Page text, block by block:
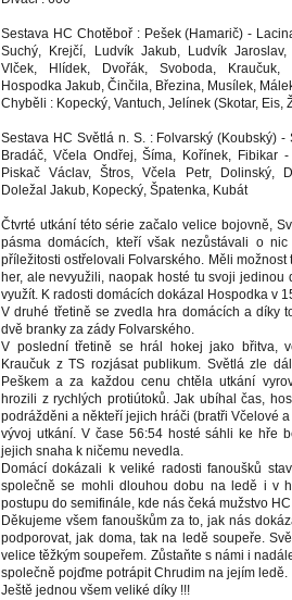
Sestava HC Chotěboř : Pešek (Hamarič) -
Suchý, Krejčí, Ludvík Jakub, Ludvík
Vlček, Hlídek, Dvořák, Svoboda, Kraučuk,
Hospodka Jakub, Činčila, Březina, Musílek,
Chyběli : Kopecký, Vantuch, Jelínek (Skotar, Eis,
Sestava HC Světlá n. S. : Folvarský (Koubský) -
Bradáč, Včela Ondřej, Šíma, Kořínek, Fibikar
Piskač Václav, Štros, Včela Petr, Dolinský,
Doležal Jakub, Kopecký, Špatenka, Kubát
Čtvrté utkání této série začalo velice bojovně,
pásma domácích, kteří však nezůstávali o
příležitosti ostřelovali Folvarského. Měli možnost
her, ale nevyužili, naopak hosté tu svoji jedinou
využít. K radosti domácích dokázal Hospodka v
V druhé třetině se zvedla hra domácích a díky
dvě branky za zády Folvarského.
V poslední třetině se hrál hokej jako břitva,
Kraučuk z TS rozjásat publikum. Světlá zle
Peškem a za každou cenu chtěla utkání
hrozili z rychlých protiútoků. Jak ubíhal čas,
podrážděni a někteří jejich hráči (bratři Včelové
vývoj utkání. V čase 56:54 hosté sáhli ke hře
jejich snaha k ničemu nevedla.
Domácí dokázali k veliké radosti fanoušků
společně se mohli dlouhou dobu na ledě i v
postupu do semifinále, kde nás čeká mužstvo
Děkujeme všem fanouškům za to, jak nás
podporovat, jak doma, tak na ledě soupeře.
velice těžkým soupeřem. Zůstaňte s námi i
společně pojďme potrápit Chrudim na jejím ledě.
Ještě jednou všem veliké díky !!!